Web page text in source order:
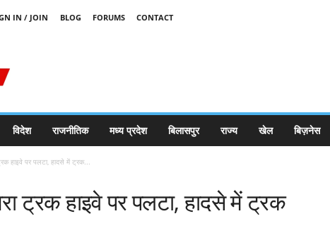
IN / JOIN BLOG FORUMS
CONTACT
विदेश राजनीतिक मध्य प्रदेश बिलासपुर राज्य खेल बिज़नेस
हाइवे पर पलटा, हादसे में ट्रक...
ट्रक हाइवे पर पलटा, हादसे में ट्रक